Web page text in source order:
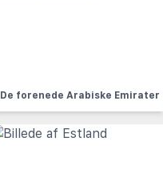
De forenede Arabiske Emirater